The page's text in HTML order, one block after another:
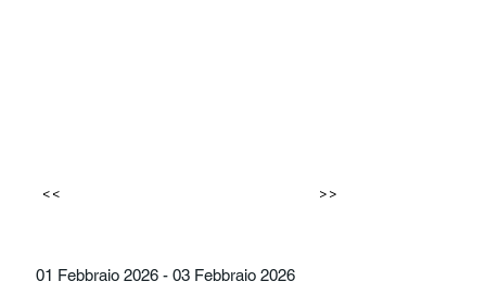
01 Febbraio 2026 - 03 Febbraio 2026
<< >>